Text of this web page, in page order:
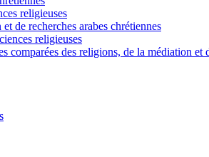
religieuses
de recherches arabes chrétiennes
religieuses
comparées des religions, de la médiation et